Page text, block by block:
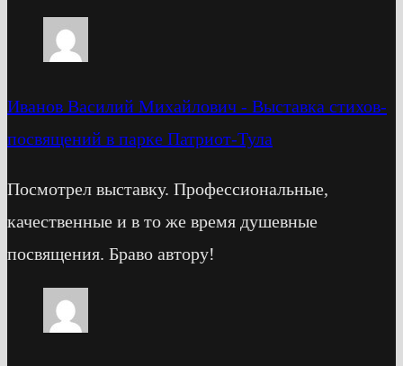
Иванов Василий Михайлович - Выставка стихов-
посвящений в парке Патриот-Тула
Посмотрел выставку. Профессиональные,
качественные и в то же время душевные
посвящения. Браво автору!